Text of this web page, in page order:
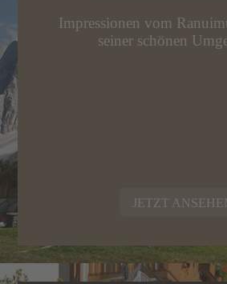
Impressionen vom
seiner schönen
JETZT